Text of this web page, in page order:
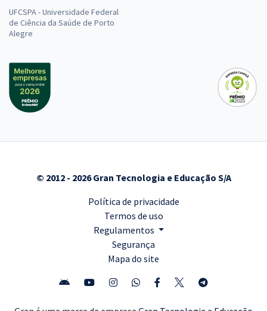
UFCSPA - Universidade Federal
de Ciência da Saúde de Porto
Alegre
© 2012 - 2026 Gran Tecnologia e Educação S/A
Política de privacidade
Termos de uso
Regulamentos
Segurança
Mapa do site